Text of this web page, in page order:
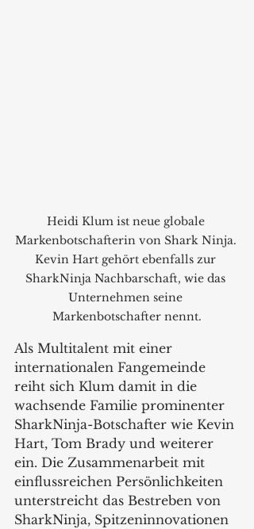
Heidi Klum ist neue globale
Markenbotschafterin von Shark Ninja.
Kevin Hart gehört ebenfalls zur
SharkNinja Nachbarschaft, wie das
Unternehmen seine
Markenbotschafter nennt.
Als Multitalent mit einer
internationalen Fangemeinde
reiht sich Klum damit in die
wachsende Familie prominenter
SharkNinja-Botschafter wie Kevin
Hart, Tom Brady und weiterer
ein. Die Zusammenarbeit mit
einflussreichen Persönlichkeiten
unterstreicht das Bestreben von
SharkNinja, Spitzeninnovationen